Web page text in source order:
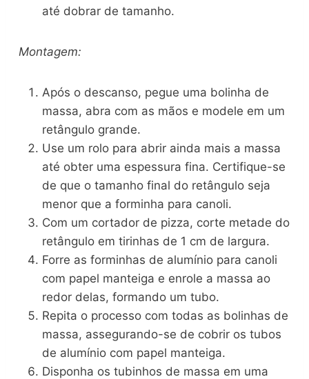
até dobrar de tamanho.
Montagem:
Após o descanso, pegue uma bolinha de
massa, abra com as mãos e modele em um
retângulo grande.
Use um rolo para abrir ainda mais a massa
até obter uma espessura fina. Certifique-se
de que o tamanho final do retângulo seja
menor que a forminha para canoli.
Com um cortador de pizza, corte metade do
retângulo em tirinhas de 1 cm de largura.
Forre as forminhas de alumínio para canoli
com papel manteiga e enrole a massa ao
redor delas, formando um tubo.
Repita o processo com todas as bolinhas de
massa, assegurando-se de cobrir os tubos
de alumínio com papel manteiga.
Disponha os tubinhos de massa em uma